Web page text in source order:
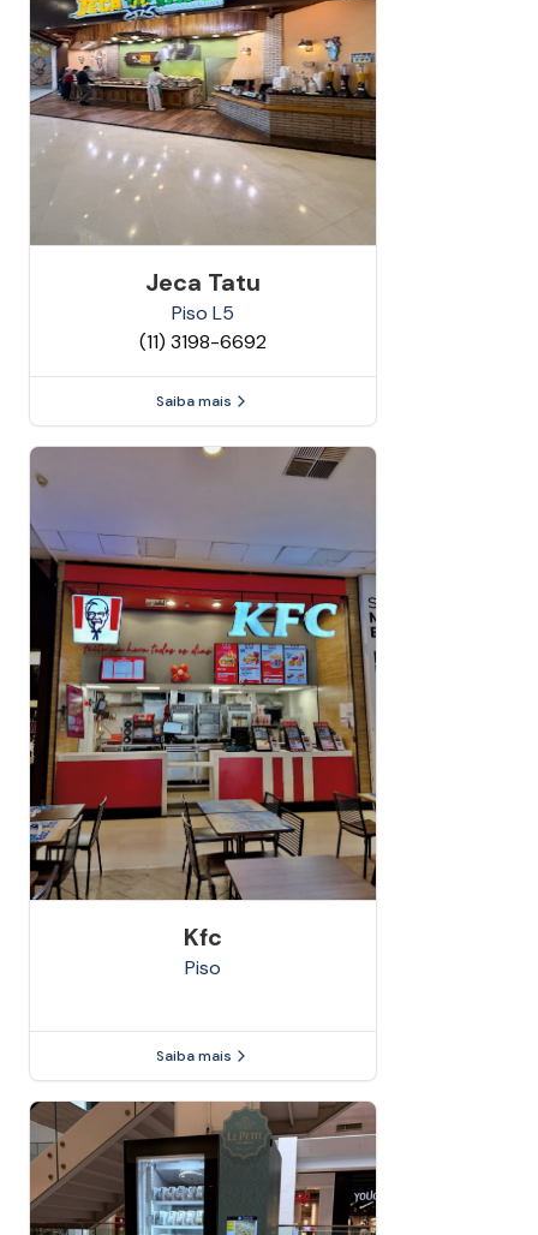
Jeca Tatu
Piso L5
(11) 3198-6692
Saiba mais
Kfc
Piso
Saiba mais